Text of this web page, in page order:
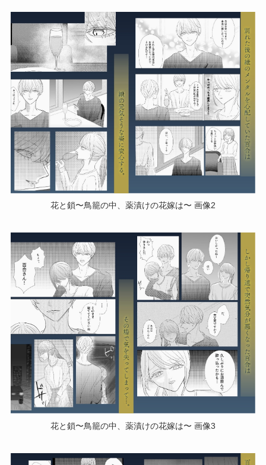
花と鎖〜鳥籠の中、薬漬けの花嫁は〜 画像2
花と鎖〜鳥籠の中、薬漬けの花嫁は〜 画像3